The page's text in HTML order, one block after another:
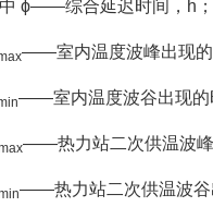
ϕ——综合延迟时间，h；
——室内温度波峰出现的
——室内温度波谷出现的
——热力站二次供温波峰
——热力站二次供温波谷